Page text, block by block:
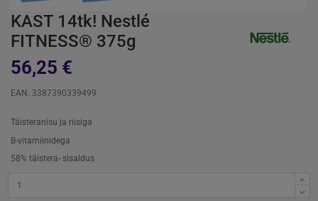
KAST 14tk! Nestlé
FITNESS® 375g
56,25 €
EAN: 3387390339499
Täisteranisu ja riisiga
B-vitamiinidega
58% täistera- sisaldus